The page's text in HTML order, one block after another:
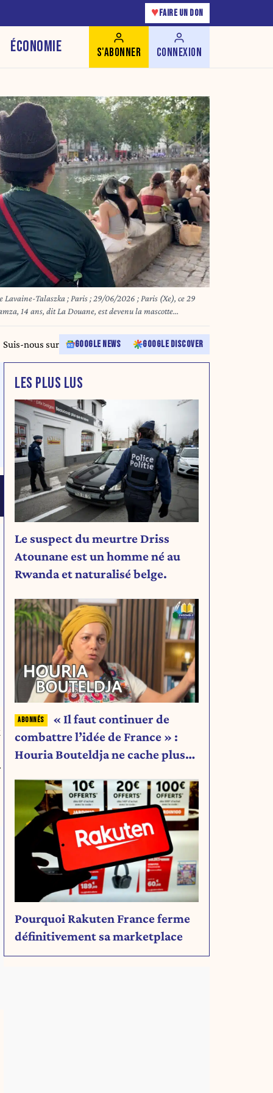
♥ FAIRE UN DON
ÉCONOMIE S'ABONNER CONNEXION
Talaszka ; Paris ; 29/06/2026 ; Paris (Xe), ce 29
14 ans, dit La Douane, est devenu la mascotte
les gens
Suis-nous sur GOOGLE NEWS GOOGLE DISCOVER
LES PLUS LUS
Le suspect du meurtre Driss
Atounane est un homme né au
Rwanda et naturalisé belge.
« Il faut continuer de
combattre l’idée de France » :
Houria Bouteldja ne cache plus
Pourquoi Rakuten France ferme
définitivement sa marketplace